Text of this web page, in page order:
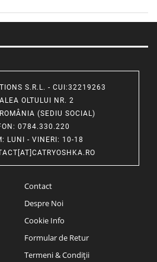
S.R.L. - CUI:32219263
OLTULUI NR. 2
(SEDIU SOCIAL)
: 0784.330.220
: LUNI - VINERI: 10-18
Contact
Despre Noi
Cookie Info
Formular de Retur
Termeni & Condiții